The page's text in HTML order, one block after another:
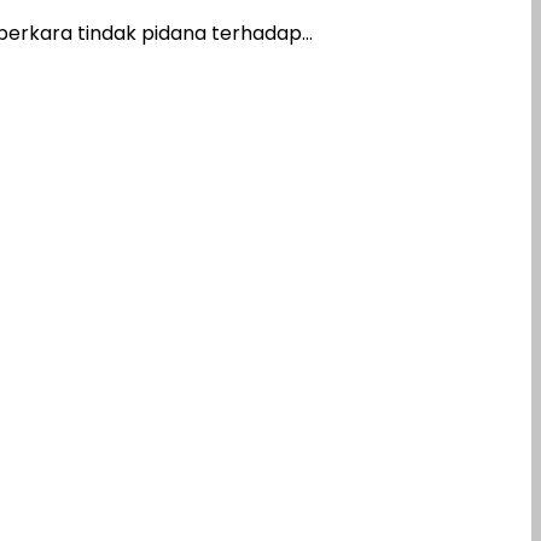
tindak pidana terhadap...